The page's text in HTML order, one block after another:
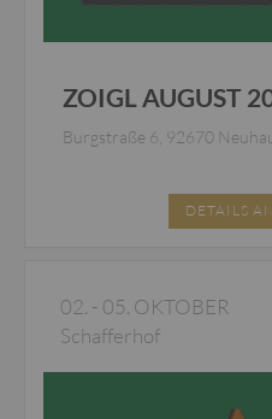
ZOIGL AUGUST
Burgstraße 6, 92670
DETAILS
02. - 05. OKTOBER
Schafferhof